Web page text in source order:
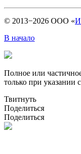
© 2013−2026 ООО «
В начало
Полное или
только при указании
Твитнуть
Поделиться
Поделиться